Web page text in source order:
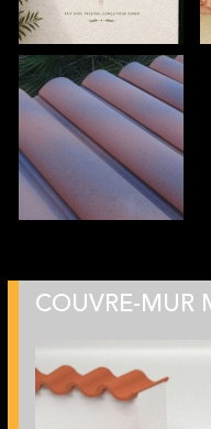
COUVRE-MUR